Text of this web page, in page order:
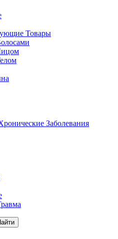
Товары
Заболевания